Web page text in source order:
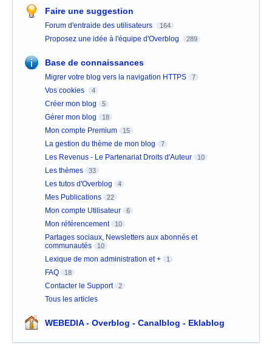
Faire une suggestion
Forum d'entraide des utilisateurs 164
Proposez une idée à l'équipe d'Overblog 289
Base de connaissances
Migrer votre blog vers la navigation HTTPS 7
Vos cookies 4
Créer mon blog 5
Gérer mon blog 18
Mon compte Premium 15
La gestion du thème de mon blog 7
Les Revenus - Le Partenariat Droits d'Auteur 10
Les thèmes 33
Les tutos d'Overblog 4
Mes Publications 22
Mon compte Utilisateur 6
Mon référencement 10
Partages sociaux, Newsletters aux abonnés et
communautés
10
Lexique de mon administration et + 1
FAQ 18
Contacter le Support 2
Tous les articles
WEBEDIA - Overblog - Canalblog - Eklablog